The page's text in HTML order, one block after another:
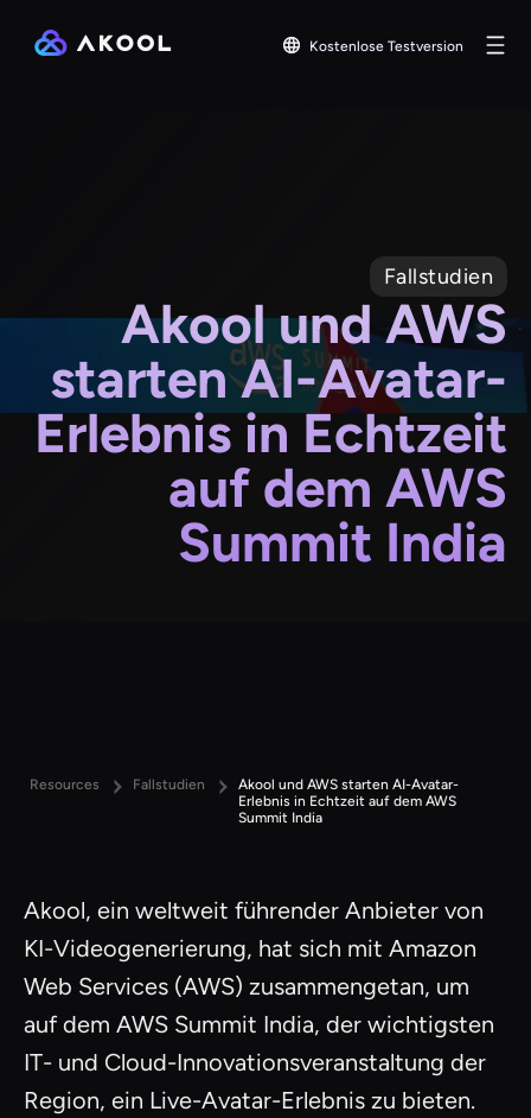
Kostenlose Testversion
Fallstudien
Akool und AWS
starten AI-Avatar-
Erlebnis in Echtzeit
auf dem AWS
Summit India
Resources Fallstudien
Akool und AWS starten AI-Avatar-
Erlebnis in Echtzeit auf dem AWS
Summit India
Akool, ein weltweit führender Anbieter von
KI-Videogenerierung, hat sich mit Amazon
Web Services (AWS) zusammengetan, um
auf dem AWS Summit India, der wichtigsten
IT- und Cloud-Innovationsveranstaltung der
Region, ein Live-Avatar-Erlebnis zu bieten.